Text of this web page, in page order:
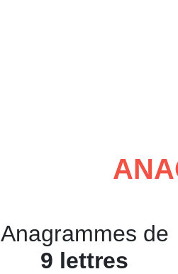
Anagrammes de
9 lettres